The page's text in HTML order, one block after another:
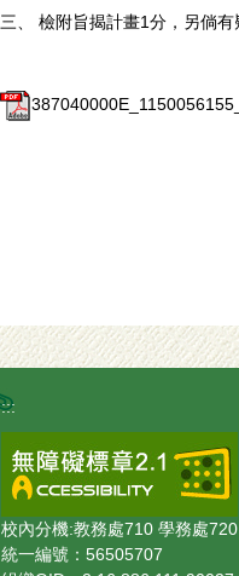
三、 檢附旨揭計畫1分，另倘
:::
校內分機:教務處710 學務處
統一編號：56505707